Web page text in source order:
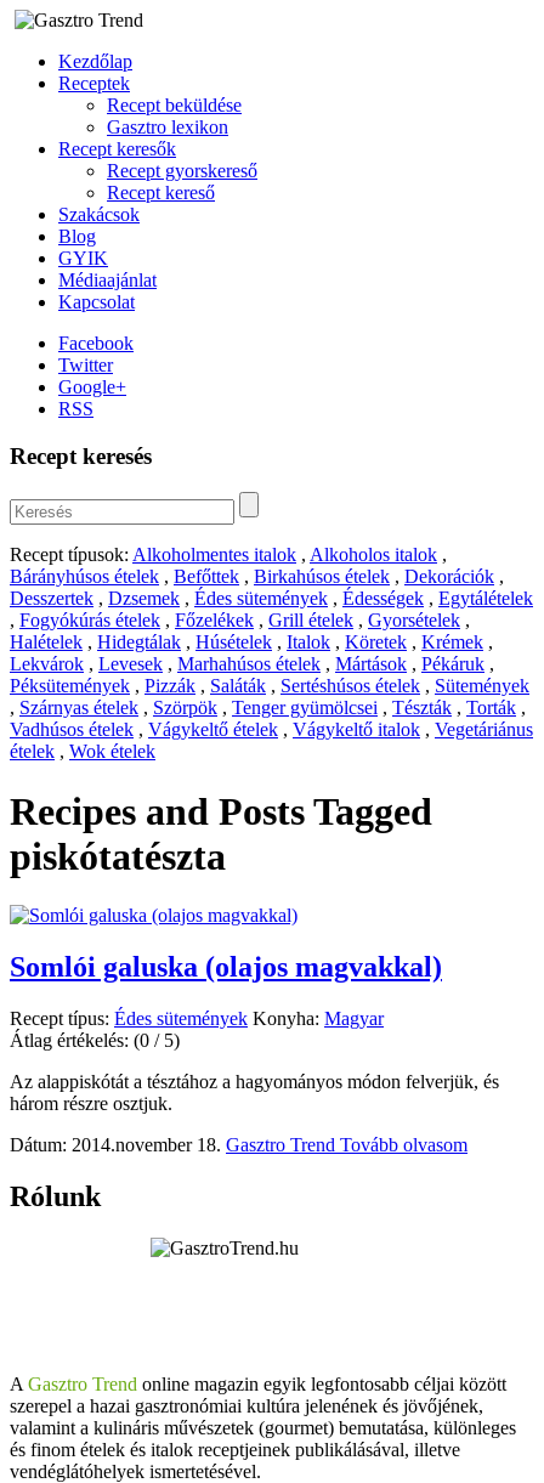
Kezdőlap
Receptek
Recept beküldése
Gasztro lexikon
Recept keresők
Recept gyorskereső
Recept kereső
Szakácsok
Blog
GYIK
Médiaajánlat
Kapcsolat
Facebook
Twitter
Google+
RSS
Recept keresés
Recept típusok: Alkoholmentes italok , Alkoholos italok ,
Bárányhúsos ételek , Befőttek , Birkahúsos ételek , Dekorációk ,
Desszertek , Dzsemek , Édes sütemények , Édességek , Egytálételek
, Fogyókúrás ételek , Főzelékek , Grill ételek , Gyorsételek ,
Halételek , Hidegtálak , Húsételek , Italok , Köretek , Krémek ,
Lekvárok , Levesek , Marhahúsos ételek , Mártások , Pékáruk ,
Péksütemények , Pizzák , Saláták , Sertéshúsos ételek , Sütemények
, Szárnyas ételek , Szörpök , Tenger gyümölcsei , Tészták , Torták ,
Vadhúsos ételek , Vágykeltő ételek , Vágykeltő italok , Vegetáriánus
ételek , Wok ételek
Recipes and Posts Tagged
piskótatészta
Somlói galuska (olajos magvakkal)
Recept típus: Édes sütemények Konyha: Magyar
Átlag értékelés: (0 / 5)
Az alappiskótát a tésztához a hagyományos módon felverjük, és
három részre osztjuk.
Dátum: 2014.november 18. Gasztro Trend Tovább olvasom
Rólunk
A Gasztro Trend online magazin egyik legfontosabb céljai között
szerepel a hazai gasztronómiai kultúra jelenének és jövőjének,
valamint a kulináris művészetek (gourmet) bemutatása, különleges
és finom ételek és italok receptjeinek publikálásával, illetve
vendéglátóhelyek ismertetésével.